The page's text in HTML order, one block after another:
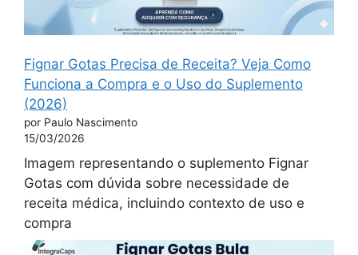
Fignar Gotas Precisa de Receita? Veja Como
Funciona a Compra e o Uso do Suplemento
(2026)
por Paulo Nascimento
15/03/2026
Imagem representando o suplemento Fignar
Gotas com dúvida sobre necessidade de
receita médica, incluindo contexto de uso e
compra